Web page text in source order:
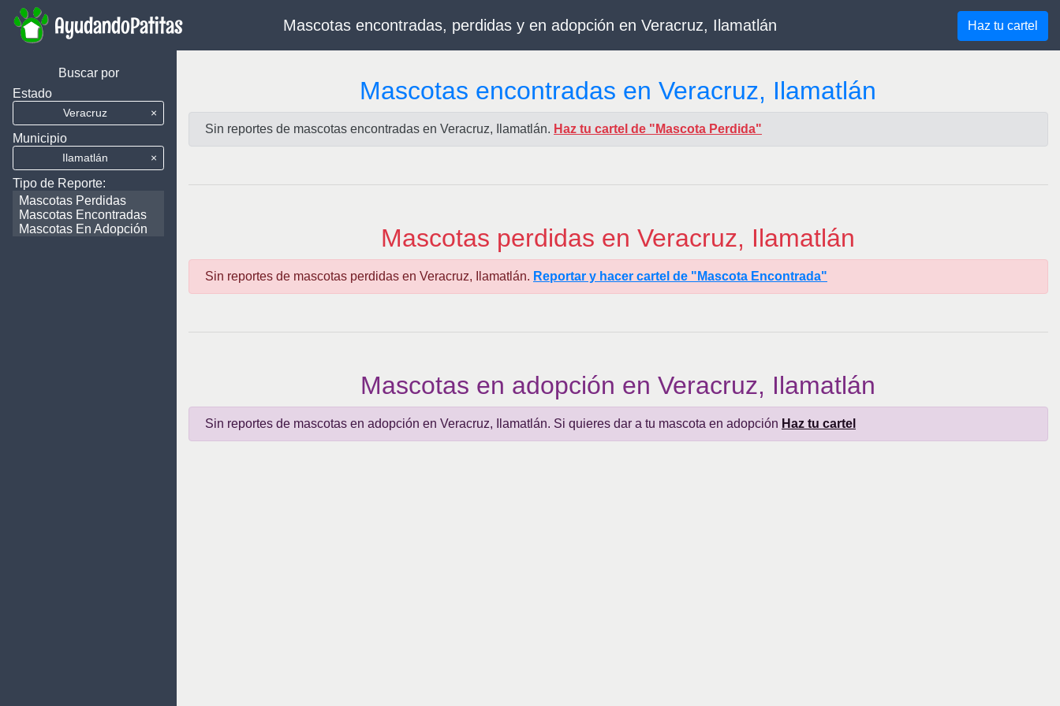
AyudandoPatitas Mascotas encontradas, perdidas y en adopción en Veracruz, Ilamatlán Haz tu cartel
Buscar por
Estado
Veracruz ×
Municipio
Ilamatlán ×
Tipo de Reporte:
Mascotas Perdidas
Mascotas Encontradas
Mascotas En Adopción
Mascotas encontradas en Veracruz, Ilamatlán
Sin reportes de mascotas encontradas en Veracruz, Ilamatlán. Haz tu cartel de "Mascota Perdida"
Mascotas perdidas en Veracruz, Ilamatlán
Sin reportes de mascotas perdidas en Veracruz, Ilamatlán. Reportar y hacer cartel de "Mascota Encontrada"
Mascotas en adopción en Veracruz, Ilamatlán
Sin reportes de mascotas en adopción en Veracruz, Ilamatlán. Si quieres dar a tu mascota en adopción Haz tu cartel